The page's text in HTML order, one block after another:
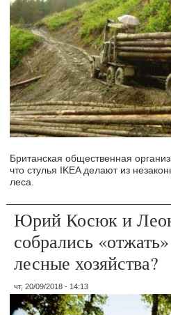
Британская общественная
что стулья IKEA делают из
леса.
Юрий Косюк и
собрались
лесные хозяйства?
чт, 20/09/2018 - 14:13